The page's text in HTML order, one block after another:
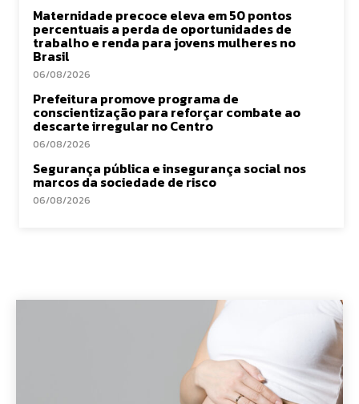
Maternidade precoce eleva em 50 pontos
percentuais a perda de oportunidades de
trabalho e renda para jovens mulheres no
Brasil
06/08/2026
Prefeitura promove programa de
conscientização para reforçar combate ao
descarte irregular no Centro
06/08/2026
Segurança pública e insegurança social nos
marcos da sociedade de risco
06/08/2026